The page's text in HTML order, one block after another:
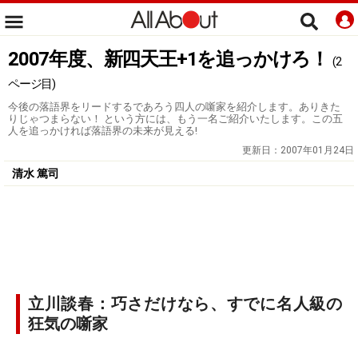
2007年度、新四天王+1を追っかけろ！
(2
ページ目)
今後の落語界をリードするであろう四人の噺家を紹介します。ありきた
りじゃつまらない！ という方には、もう一名ご紹介いたします。この五
人を追っかければ落語界の未来が見える!
更新日： 2007年01月24日
清水 篤司
立川談春：巧さだけなら、すでに名人級の
狂気の噺家